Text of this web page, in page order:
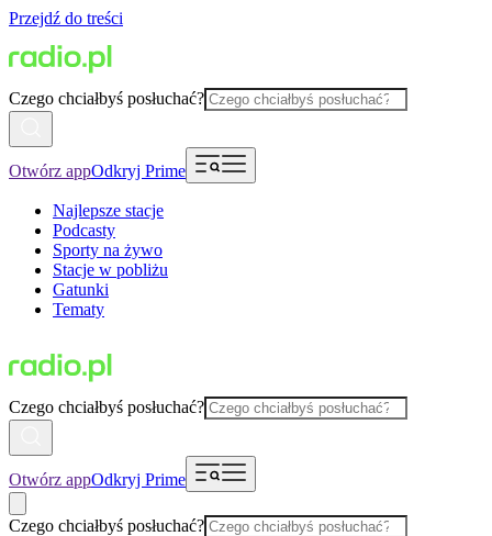
Przejdź do treści
Czego chciałbyś posłuchać?
Otwórz appOdkryj Prime
Najlepsze stacje
Podcasty
Sporty na żywo
Stacje w pobliżu
Gatunki
Tematy
Czego chciałbyś posłuchać?
Otwórz appOdkryj Prime
Czego chciałbyś posłuchać?